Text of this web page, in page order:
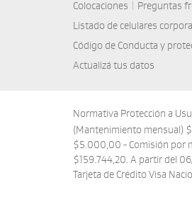
Colocaciones
Preguntas
Listado de celulares
Código de Conducta y
Actualizá tus datos
Normativa Protección a
(Mantenimiento mensual)
$5.000,00 - Comisión por
$159.744,20. A partir del
Tarjeta de Crédito Visa